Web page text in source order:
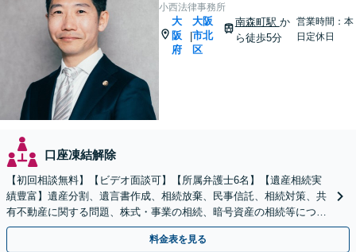
小西法律事務所
大
阪
府
|
大阪
市北
区
南森町駅 か
ら徒歩5分
営業時間：本
日定休日
口座凍結解除
【初回相談無料】【ビデオ面談可】【所属弁護士6名】【遺産相続実
績豊富】遺産分割、遺言書作成、相続放棄、民事信託、相続対策、共
有不動産に関する問題、株式・事業の相続、暗号資産の相続等につき
豊富な対応実績。【バリアフリー】【完全個室】
料金表を見る